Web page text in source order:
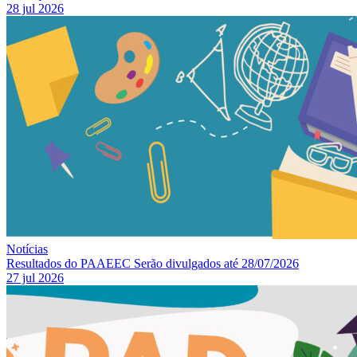
28 jul 2026
Notícias
Resultados do PAAEEC Serão divulgados até 28/07/2026
27 jul 2026